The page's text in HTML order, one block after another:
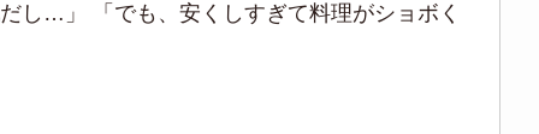
し…」 「でも、安くしすぎて料理がショボく